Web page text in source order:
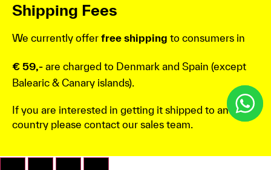
Shipping Fees
We currently offer free shipping to consumers in
€ 59,- are charged to Denmark and Spain (except
Balearic & Canary islands).
If you are interested in getting it shipped to an other
country please contact our sales team.